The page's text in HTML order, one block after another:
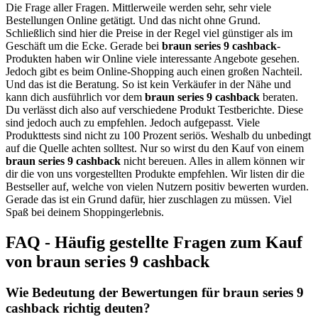
Die Frage aller Fragen. Mittlerweile werden sehr, sehr viele
Bestellungen Online getätigt. Und das nicht ohne Grund.
Schließlich sind hier die Preise in der Regel viel günstiger als im
Geschäft um die Ecke. Gerade bei braun series 9 cashback-
Produkten haben wir Online viele interessante Angebote gesehen.
Jedoch gibt es beim Online-Shopping auch einen großen Nachteil.
Und das ist die Beratung. So ist kein Verkäufer in der Nähe und
kann dich ausführlich vor dem braun series 9 cashback beraten.
Du verlässt dich also auf verschiedene Produkt Testberichte. Diese
sind jedoch auch zu empfehlen. Jedoch aufgepasst. Viele
Produkttests sind nicht zu 100 Prozent seriös. Weshalb du unbedingt
auf die Quelle achten solltest. Nur so wirst du den Kauf von einem
braun series 9 cashback nicht bereuen. Alles in allem können wir
dir die von uns vorgestellten Produkte empfehlen. Wir listen dir die
Bestseller auf, welche von vielen Nutzern positiv bewerten wurden.
Gerade das ist ein Grund dafür, hier zuschlagen zu müssen. Viel
Spaß bei deinem Shoppingerlebnis.
FAQ - Häufig gestellte Fragen zum Kauf
von braun series 9 cashback
Wie Bedeutung der Bewertungen für braun series 9
cashback richtig deuten?